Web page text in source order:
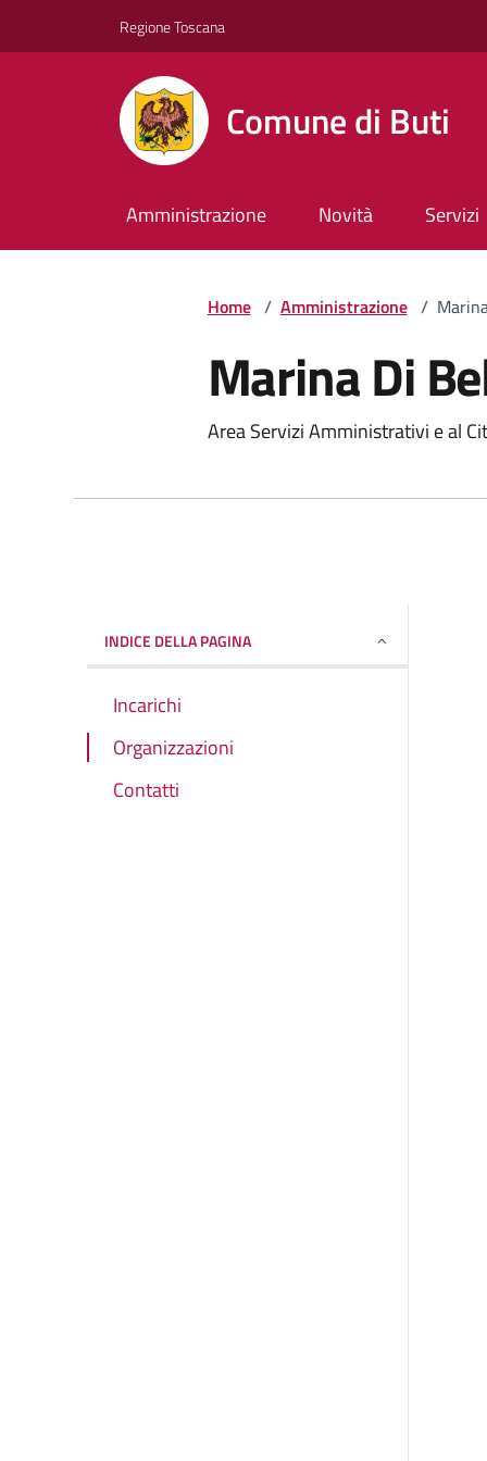
Regione Toscana
Comune di Buti
Amministrazione Novità Servizi
Home / Amministrazione /
Marina Di
Descrizione breve
Area Servizi Amministrativi e al
INDICE DELLA PAGINA
Incarichi
Organizzazioni
Contatti